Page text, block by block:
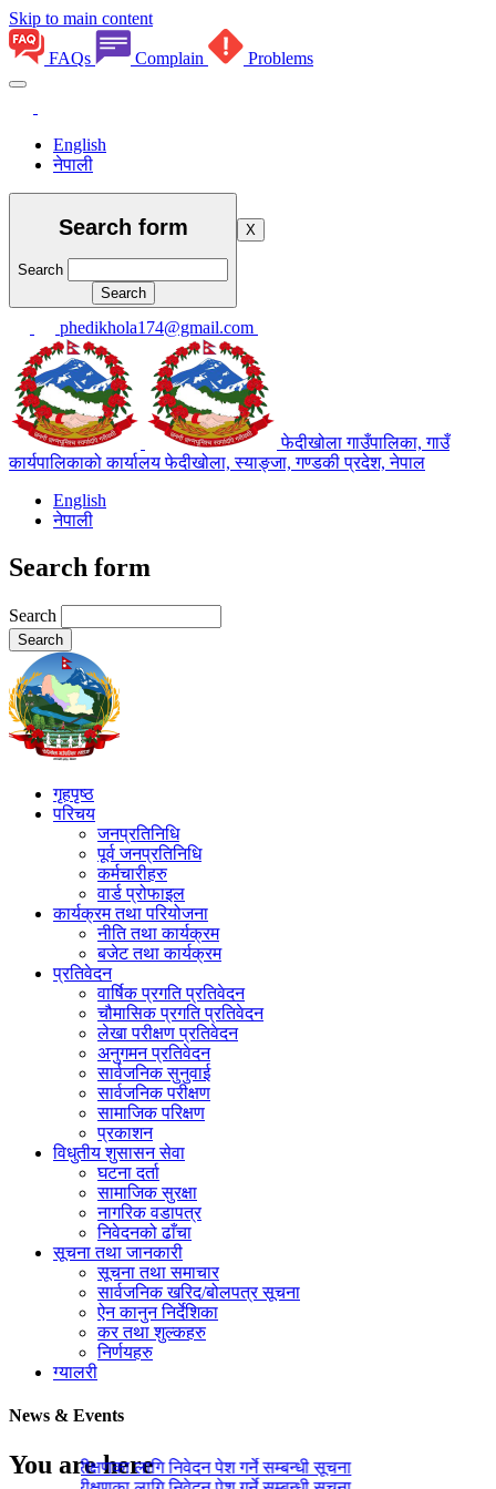
Skip to main content
FAQs Complain Problems
English
नेपाली
Search form
Search
X
phedikhola174@gmail.com
फेदीखोला गाउँपालिका, गाउँ
कार्यपालिकाको कार्यालयफेदीखोला, स्याङ्जा, गण्डकी प्रदेश, नेपाल
English
नेपाली
Search form
Search
गृहपृष्ठ
परिचय
जनप्रतिनिधि
पूर्व जनप्रतिनिधि
कर्मचारीहरु
वार्ड प्रोफाइल
कार्यक्रम तथा परियोजना
नीति तथा कार्यक्रम
बजेट तथा कार्यक्रम
प्रतिवेदन
वार्षिक प्रगति प्रतिवेदन
चौमासिक प्रगति प्रतिवेदन
लेखा परीक्षण प्रतिवेदन
अनुगमन प्रतिवेदन
सार्वजनिक सुनुवाई
सार्वजनिक परीक्षण
सामाजिक परिक्षण
प्रकाशन
विधुतीय शुसासन सेवा
घटना दर्ता
सामाजिक सुरक्षा
नागरिक वडापत्र
निवेदनको ढाँचा
सूचना तथा जानकारी
सूचना तथा समाचार
सार्वजनिक खरिद/बोलपत्र सूचना
ऐन कानुन निर्देशिका
कर तथा शुल्कहरु
निर्णयहरु
ग्यालरी
News & Events
लेखा परीक्षणका लागि निवेदन पेश गर्ने सम्बन्धी सूचना
You are here